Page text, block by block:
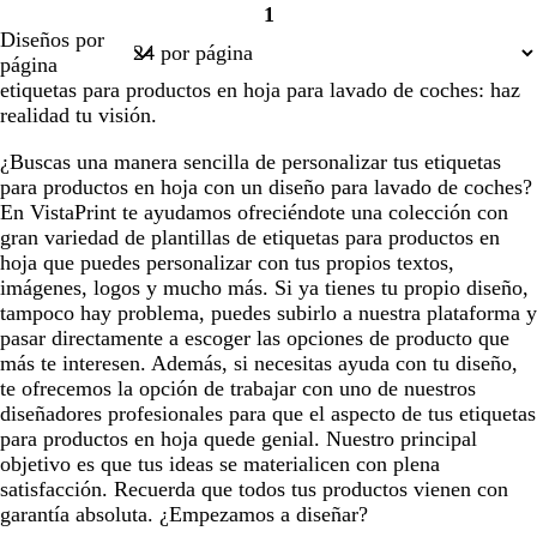
Página
1
Diseños por
página
etiquetas para productos en hoja para lavado de coches: haz
realidad tu visión.
¿Buscas una manera sencilla de personalizar tus etiquetas
para productos en hoja con un diseño para lavado de coches?
En VistaPrint te ayudamos ofreciéndote una colección con
gran variedad de plantillas de etiquetas para productos en
hoja que puedes personalizar con tus propios textos,
imágenes, logos y mucho más. Si ya tienes tu propio diseño,
tampoco hay problema, puedes subirlo a nuestra plataforma y
pasar directamente a escoger las opciones de producto que
más te interesen. Además, si necesitas ayuda con tu diseño,
te ofrecemos la opción de trabajar con uno de nuestros
diseñadores profesionales para que el aspecto de tus etiquetas
para productos en hoja quede genial. Nuestro principal
objetivo es que tus ideas se materialicen con plena
satisfacción. Recuerda que todos tus productos vienen con
garantía absoluta. ¿Empezamos a diseñar?